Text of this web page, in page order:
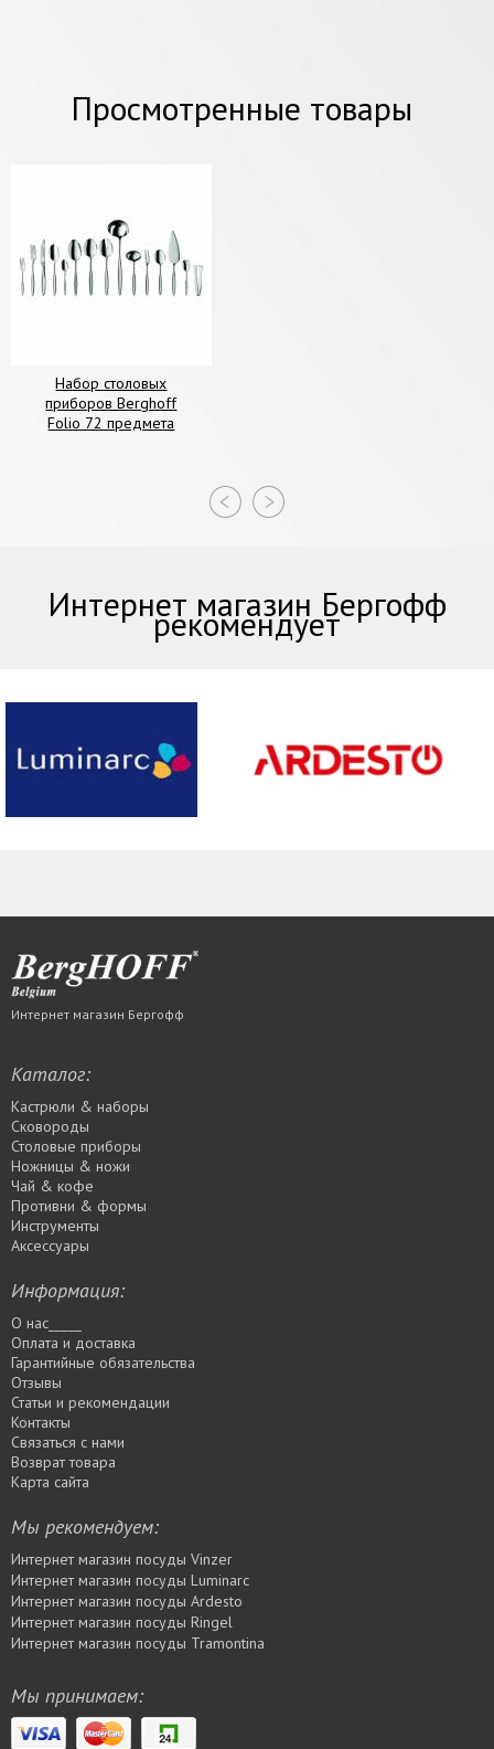
Просмотренные товары
Набор столовых
приборов Berghoff
Folio 72 предмета
Интернет магазин Бергофф
рекомендует
Интернет магазин Бергофф
Каталог:
Кастрюли & наборы
Сковороды
Столовые приборы
Ножницы & ножи
Чай & кофе
Противни & формы
Инструменты
Аксессуары
Информация:
О нас_____
Оплата и доставка
Гарантийные обязательства
Отзывы
Статьи и рекомендации
Контакты
Связаться с нами
Возврат товара
Карта сайта
Мы рекомендуем:
Интернет магазин посуды Vinzer
Интернет магазин посуды Luminarc
Интернет магазин посуды Ardesto
Интернет магазин посуды Rіngel
Интернет магазин посуды Tramontina
Мы принимаем: